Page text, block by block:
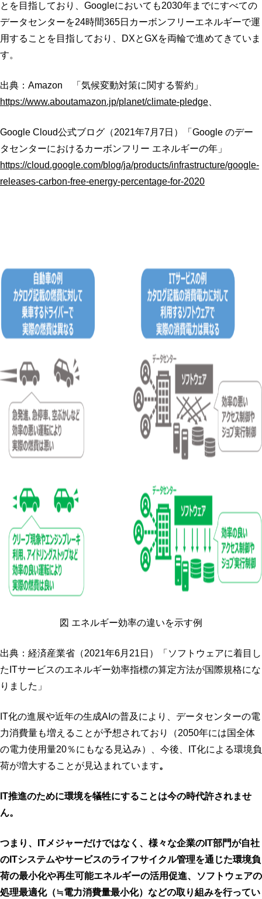
とを目指しており、Googleにおいても2030年までにすべての
データセンターを24時間365日カーボンフリーエネルギーで運
用することを目指しており、DXとGXを両輪で進めてきていま
す。
出典：Amazon 「気候変動対策に関する誓約」
https://www.aboutamazon.jp/planet/climate-pledge
Google Cloud公式ブログ（2021年7月7日）「Google のデー
タセンターにおけるカーボンフリー エネルギーの年」
https://cloud.google.com/blog/ja/products/infrastructure/google-
releases-carbon-free-energy-percentage-for-2020
図 エネルギー効率の違いを示す例
出典：経済産業省（2021年6月21日）「ソフトウェアに着目し
たITサービスのエネルギー効率指標の算定方法が国際規格にな
りました」
IT化の進展や近年の生成AIの普及により、データセンターの電
力消費量も増えることが予想されており（2050年には国全体
の電力使用量20％にもなる見込み）、今後、IT化による環境負
荷が増大することが見込まれています。
IT推進のために環境を犠牲にすることは今の時代許されませ
ん。
つまり、ITメジャーだけではなく、様々な企業のIT部門が自社
のITシステムやサービスのライフサイクル管理を通じた環境負
荷の最小化や再生可能エネルギーの活用促進、ソフトウェアの
処理最適化（≒電力消費量最小化）などの取り組みを行ってい